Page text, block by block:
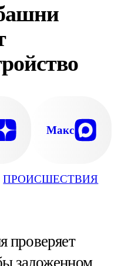
ПРОИСШЕСТВИЯ
Макс
проверяет